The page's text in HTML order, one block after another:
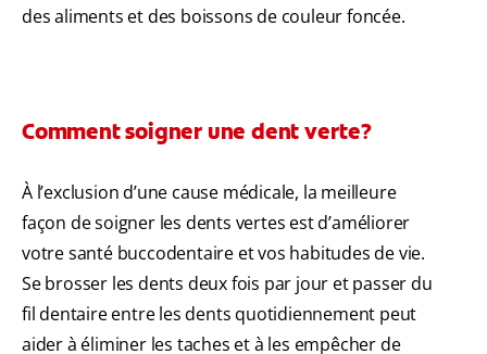
des aliments et des boissons de couleur foncée.
Comment soigner une dent verte?
À l’exclusion d’une cause médicale, la meilleure
façon de soigner les dents vertes est d’améliorer
votre santé buccodentaire et vos habitudes de vie.
Se brosser les dents deux fois par jour et passer du
fil dentaire entre les dents quotidiennement peut
aider à éliminer les taches et à les empêcher de